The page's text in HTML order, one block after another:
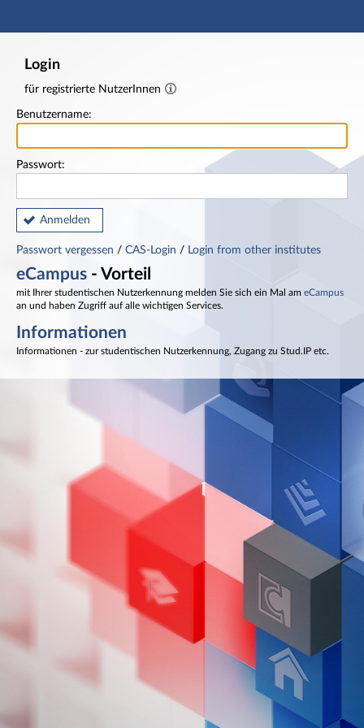
Hauptnavigation
Login
für registrierte NutzerInnen
Benutzername:
Passwort:
Anmelden
Passwort vergessen / CAS-Login / Login from other institutes
eCampus - Vorteil
mit Ihrer studentischen Nutzerkennung melden Sie sich ein Mal am eCampus
an und haben Zugriff auf alle wichtigen Services.
Informationen
Informationen - zur studentischen Nutzerkennung, Zugang zu Stud.IP etc.